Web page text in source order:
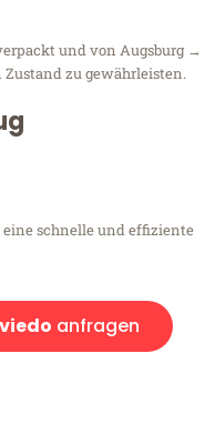
und von Augsburg →
zu gewährleisten.
schnelle und effiziente
anfragen